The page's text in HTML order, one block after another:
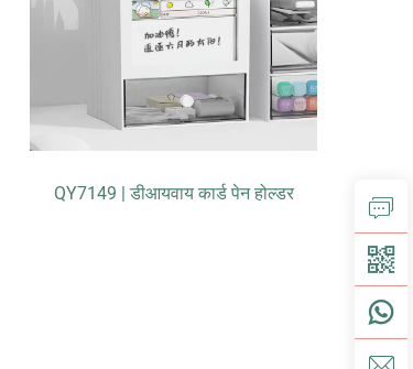
QY7149 | डीआयवाय कार्ड पेन होल्डर